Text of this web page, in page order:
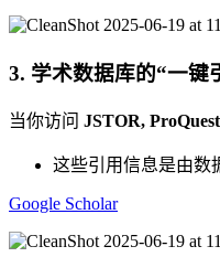
3. 学术数据库的“一键
当你访问 JSTOR,
这些引用信息是由数
Google Scholar